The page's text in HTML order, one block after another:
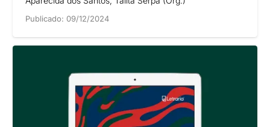
Publicado: 09/12/2024